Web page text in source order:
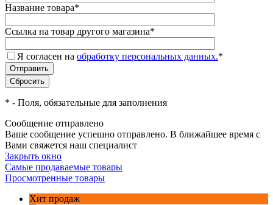
Название товара*
Ссылка на товар другого магазина*
Я согласен на обработку персональных данных.*
* - Поля, обязательные для заполнения
Сообщение отправлено
Ваше сообщение успешно отправлено. В ближайшее время с
Вами свяжется наш специалист
Закрыть окно
Самые продаваемые товары
Просмотренные товары
Хит продаж